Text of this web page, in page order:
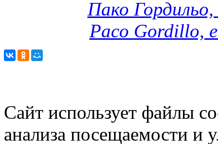
Пако
Paco Gordillo,
Сайт использует файлы
анализа посещаемости и